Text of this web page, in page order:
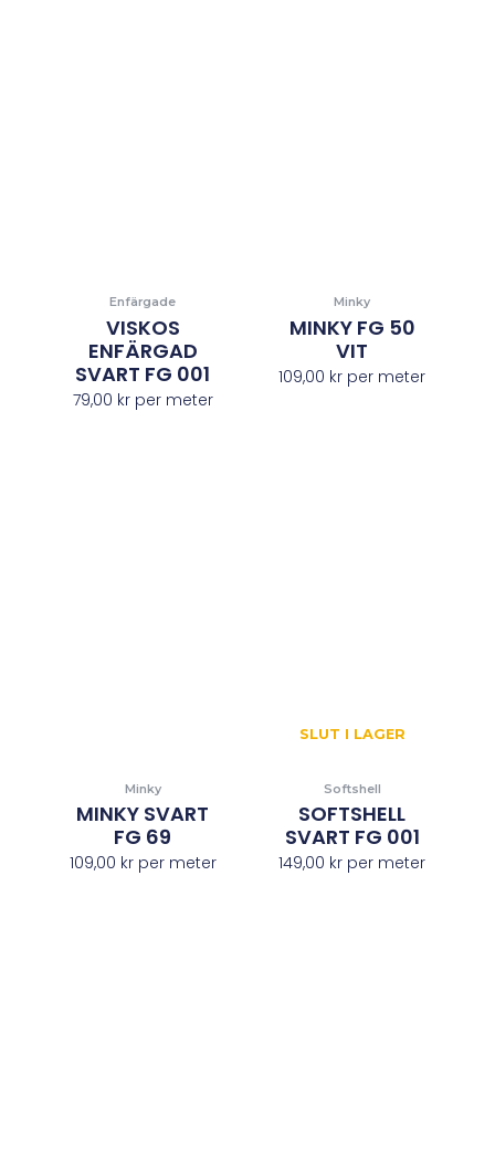
Enfärgade
VISKOS
ENFÄRGAD
SVART FG 001
79,00 krper meter
Minky
MINKY FG 50
VIT
109,00 kr per meter
Minky
MINKY SVART
FG 69
109,00 krper meter
SLUT I LAGER
Softshell
SOFTSHELL
SVART FG 001
149,00 kr per meter